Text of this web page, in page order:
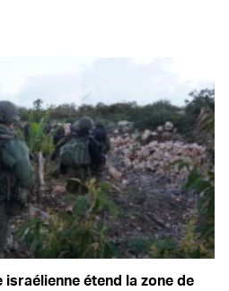
étend la zone de